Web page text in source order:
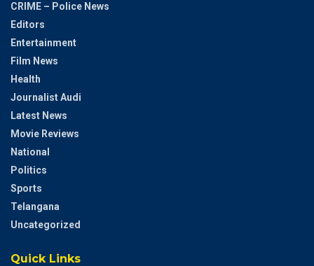
CRIME – Police News
Editors
Entertainment
Film News
Health
Journalist Audi
Latest News
Movie Reviews
National
Politics
Sports
Telangana
Uncategorized
Quick Links